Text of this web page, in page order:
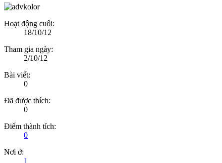
Hoạt động cuối:
18/10/12
Tham gia ngày:
2/10/12
Bài viết:
0
Đã được thích:
0
Điểm thành tích:
0
Nơi ở:
1